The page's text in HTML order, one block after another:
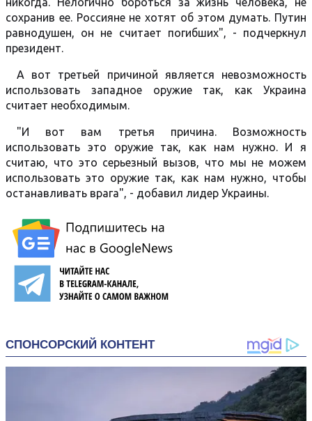
сохранив ее. Россияне не хотят об этом думать. Путин
равнодушен, он не считает погибших", - подчеркнул
президент.
А вот третьей причиной является невозможность
использовать западное оружие так, как Украина
считает необходимым.
"И вот вам третья причина. Возможность
использовать это оружие так, как нам нужно. И я
считаю, что это серьезный вызов, что мы не можем
использовать это оружие так, как нам нужно, чтобы
останавливать врага", - добавил лидер Украины.